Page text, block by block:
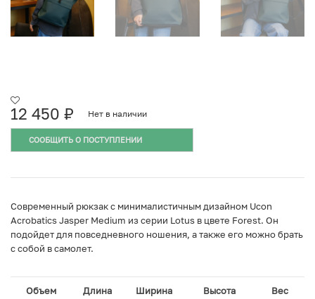
12 450 ₽ Нет в наличии
СООБЩИТЬ О ПОСТУПЛЕНИИ
Cовременный рюкзак с минималистичным дизайном Ucon
Acrobatics Jasper Medium из серии Lotus в цвете Forest. Он
подойдет для повседневного ношения, а также его можно брать
с собой в самолет.
Объем Длина Ширина Высота Вес